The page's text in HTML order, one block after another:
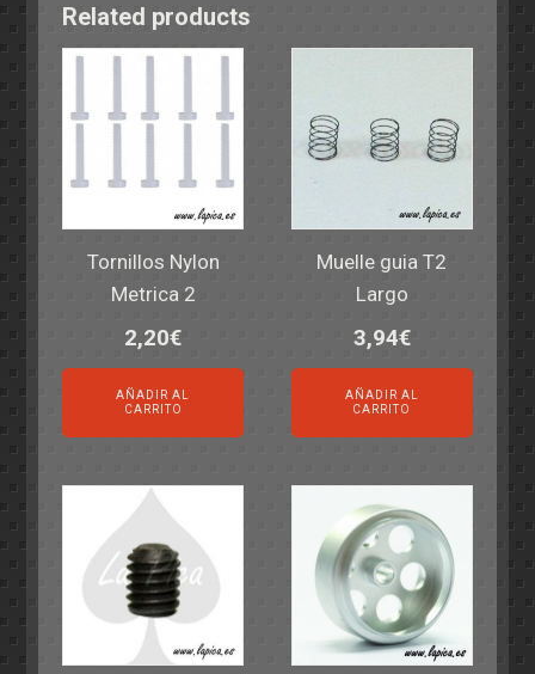
Related products
Tornillos Nylon
Metrica 2
2,20€
AÑADIR AL
CARRITO
Muelle guia T2
Largo
3,94€
AÑADIR AL
CARRITO